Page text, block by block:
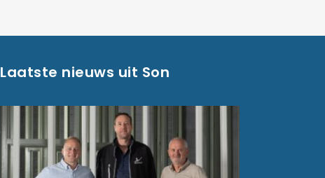
Laatste nieuws uit Son